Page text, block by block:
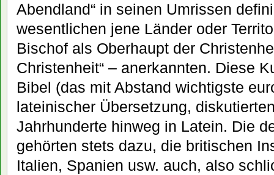
Abendland“ in seinen Umrissen
wesentlichen jene Länder oder
Bischof als Oberhaupt der
Christenheit“ – anerkannten. Diese
Bibel (das mit Abstand wichtigste
lateinischer Übersetzung,
Jahrhunderte hinweg in Latein. Die
gehörten stets dazu, die britischen
Italien, Spanien usw. auch, also